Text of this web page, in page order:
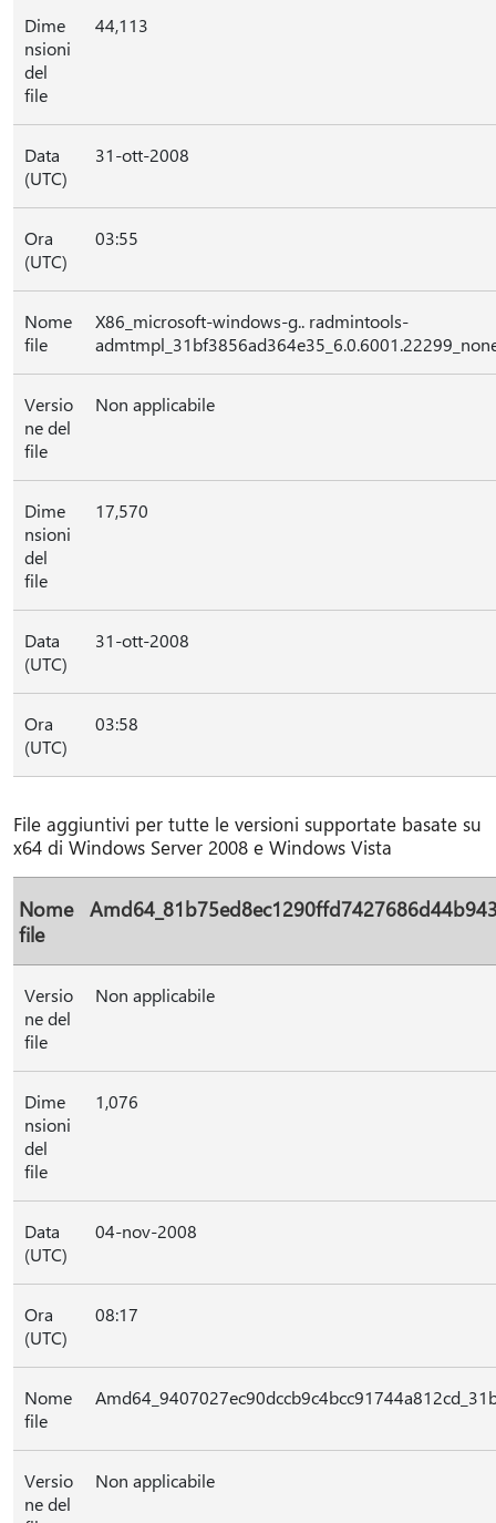
Dime
nsioni
del
file
44,113
Data
(UTC)
31-ott-2008
Ora
(UTC)
03:55
Nome
file
X86_microsoft-windows-g.. radmintools-
Versio
ne del
file
Non applicabile
Dime
nsioni
del
file
17,570
Data
(UTC)
31-ott-2008
Ora
(UTC)
03:58
File aggiuntivi per tutte le versioni supportate basate su
x64 di Windows Server 2008 e Windows Vista
Nome
file
Versio
ne del
file
Non applicabile
Dime
nsioni
del
file
1,076
Data
(UTC)
04-nov-2008
Ora
(UTC)
08:17
Nome
file
Versio
ne del
Non applicabile